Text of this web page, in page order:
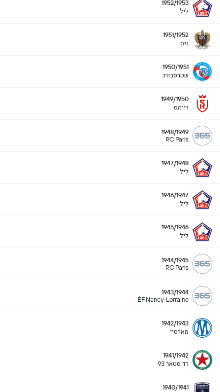
1952/1953
ליל
1951/1952
ניס
1950/1951
שטרסבורג
1949/1950
ריימס
1948/1949
RC Paris
1947/1948
ליל
1946/1947
ליל
1945/1946
ליל
1944/1945
RC Paris
1943/1944
ÉF Nancy-Lorraine
1942/1943
מארסיי
1941/1942
רד סטאר 93
1940/1941